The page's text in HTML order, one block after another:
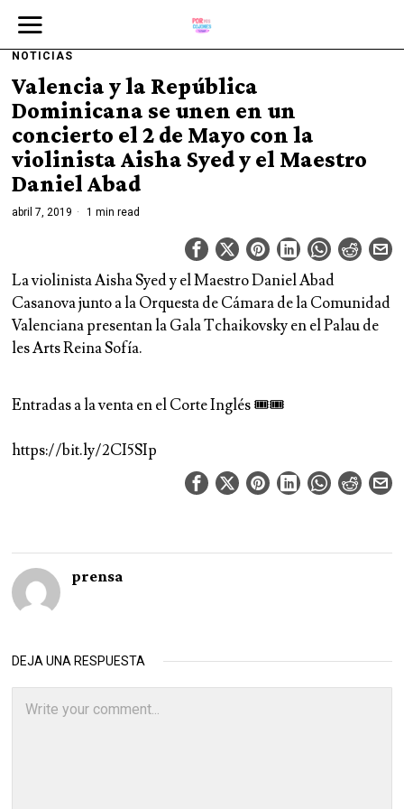
NOTICIAS
Valencia y la República
Dominicana se unen en un
concierto el 2 de Mayo con la
violinista Aisha Syed y el Maestro
Daniel Abad
abril 7, 2019 1 min read
La violinista Aisha Syed y el Maestro Daniel Abad
Casanova junto a la Orquesta de Cámara de la Comunidad
Valenciana presentan la Gala Tchaikovsky en el Palau de
les Arts Reina Sofía.
Entradas a la venta en el Corte Inglés 🎟🎟
https://bit.ly/2CI5SIp
prensa
DEJA UNA RESPUESTA